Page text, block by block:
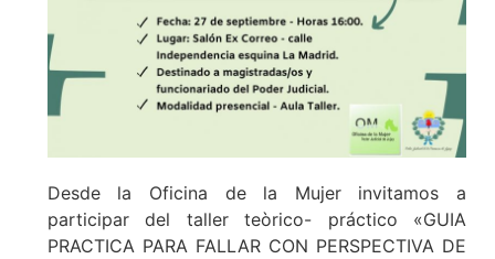
Desde la Oficina de la Mujer invitamos a
participar del taller teòrico- práctico «GUIA
PRACTICA PARA FALLAR CON PERSPECTIVA DE